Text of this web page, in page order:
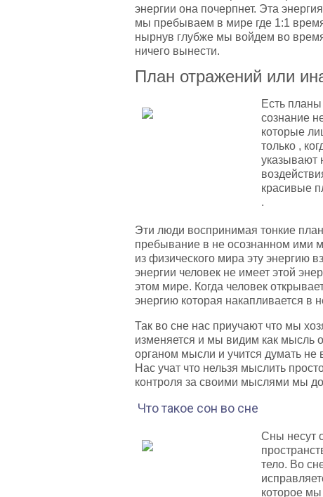
энергии она почерпнет. Эта
мы пребываем в мире где 1:1
нырнув глубже мы войдем во
ничего вынести.
План отражений или
Есть
сознание
которые
только ,
указывают
красивые
.
Эти люди воспринимая тонкие
пребывание в не осознанном ими
из физического мира эту энергию
энергии человек не имеет этой
этом мире. Когда человек
энергию которая накапливается в
Так во сне нас приучают что мы
изменяется и мы видим как мысль
органом мысли и учится думать не
Нас учат что нельзя мыслить
контроля за своими мыслями мы
Что такое сон во сне
Сны несут
тело. Во
которое